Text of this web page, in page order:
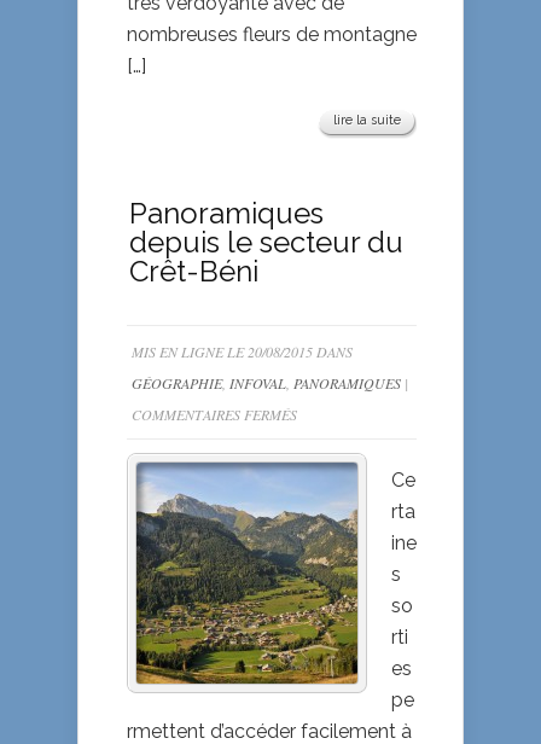
nombreuses fleurs de montagne
[…]
lire la suite
Panoramiques
depuis le secteur du
Crêt-Béni
MIS EN LIGNE LE 20/08/2015 DANS
GÉOGRAPHIE, INFOVAL PANORAMIQUES |
COMMENTAIRES FERMÉSSUR
DEPUIS
LE
SECTEUR
DU
CRÊT-
BÉNI
Ce
rta
ine
s
so
rti
es
pe
rmettent d’accéder facilement à